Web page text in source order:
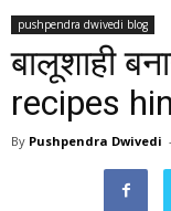
pushpendra dwivedi blog
बालूशाही
recipes
By Pushpendra Dwivedi -